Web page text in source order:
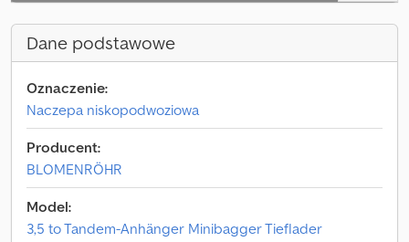
Dane podstawowe
Oznaczenie:
Naczepa niskopodwoziowa
Producent:
BLOMENRÖHR
Model:
3,5 to Tandem-Anhänger Minibagger Tieflader